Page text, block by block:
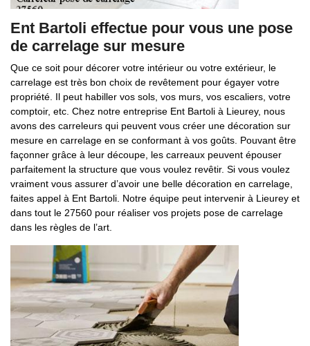
Ent Bartoli effectue pour vous une pose
de carrelage sur mesure
Que ce soit pour décorer votre intérieur ou votre extérieur, le
carrelage est très bon choix de revêtement pour égayer votre
propriété. Il peut habiller vos sols, vos murs, vos escaliers, votre
comptoir, etc. Chez notre entreprise Ent Bartoli à Lieurey, nous
avons des carreleurs qui peuvent vous créer une décoration sur
mesure en carrelage en se conformant à vos goûts. Pouvant être
façonner grâce à leur découpe, les carreaux peuvent épouser
parfaitement la structure que vous voulez revêtir. Si vous voulez
vraiment vous assurer d’avoir une belle décoration en carrelage,
faites appel à Ent Bartoli. Notre équipe peut intervenir à Lieurey et
dans tout le 27560 pour réaliser vos projets pose de carrelage
dans les règles de l’art.